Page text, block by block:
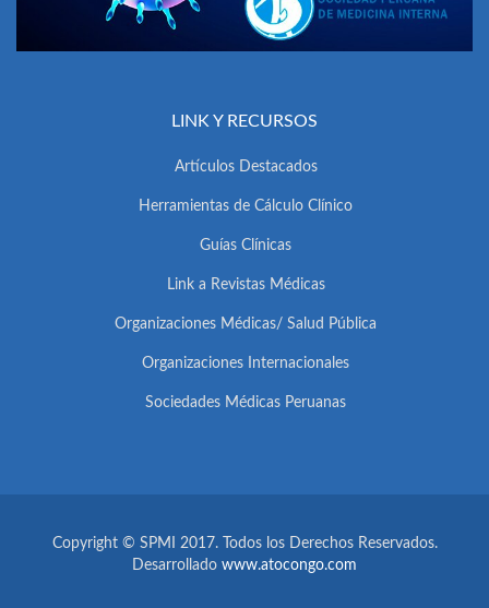
LINK Y RECURSOS
Artículos Destacados
Herramientas de Cálculo Clínico
Guías Clínicas
Link a Revistas Médicas
Organizaciones Médicas/ Salud Pública
Organizaciones Internacionales
Sociedades Médicas Peruanas
Copyright © SPMI 2017. Todos los Derechos Reservados.
Desarrollado www.atocongo.com